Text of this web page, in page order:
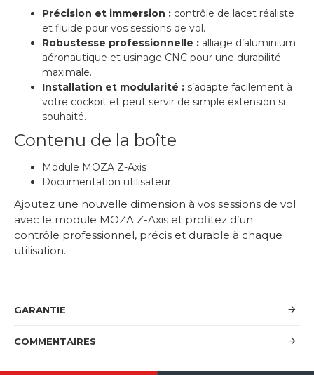
Précision et immersion : contrôle de lacet réaliste
et fluide pour vos sessions de vol.
Robustesse professionnelle : alliage d’aluminium
aéronautique et usinage CNC pour une durabilité
maximale.
Installation et modularité : s’adapte facilement à
votre cockpit et peut servir de simple extension si
souhaité.
Contenu de la boîte
Module MOZA Z-Axis
Documentation utilisateur
Ajoutez une nouvelle dimension à vos sessions de vol
avec le module MOZA Z-Axis et profitez d’un
contrôle professionnel, précis et durable à chaque
utilisation.
GARANTIE
COMMENTAIRES